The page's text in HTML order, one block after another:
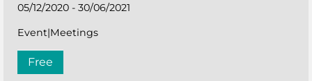
05/12/2020 - 30/06/2021
Event|Meetings
Free